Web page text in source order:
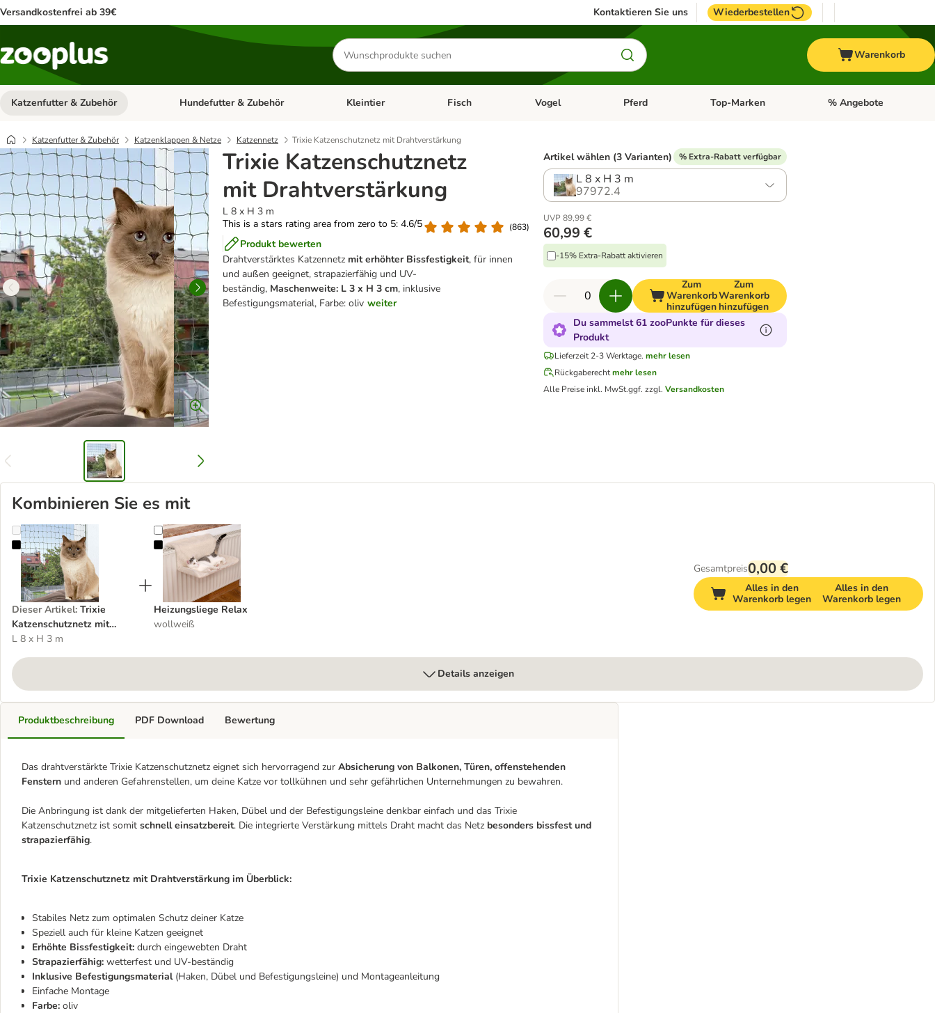
Versandkostenfrei ab 39€ Kontaktieren Sie uns Wiederbestellen
Produkte
suchen
Warenkorb
Katzenfutter & Zubehör Kategorie-Menü öffnen: Katzenfutter & Zubehör
Hundefutter & Zubehör Kategorie-Menü öffnen: Hundefutter & Zubehör
Kleintier Kategorie-Menü öffnen: Kleintier
Fisch Kategorie-Menü öffnen: Fisch
Vogel Kategorie-Menü öffnen: Vogel
Pferd Kategorie-Menü öffnen: Pferd
Top-Marken Kategorie-Menü öffnen:
% Angebote
Katzenfutter & Zubehör Katzenklappen & Netze Katzennetz Trixie Katzenschutznetz mit Drahtverstärkung
Trixie Katzenschutznetz
mit Drahtverstärkung
L 8 x H 3 m
This is a stars rating area from zero to 5: 4.6/5
(863)
Produkt bewerten
Drahtverstärktes Katzennetz mit erhöhter Bissfestigkeit, für innen
und außen geeignet, strapazierfähig und UV-
beständig, Maschenweite: L 3 x H 3 cm, inklusive
Befestigungsmaterial, Farbe: oliv weiter
Artikel wählen (3 Varianten) % Extra-Rabatt verfügbar
L 8 x H 3 m
97972.4
UVP 89,99 €
60,99 €
-15% Extra-Rabatt aktivieren
Zum
Warenkorb
hinzufügen
Zum
Warenkorb
hinzufügen
Du sammelst 61 zooPunkte für dieses
Produkt
Lieferzeit 2-3 Werktage. mehr lesen
Rückgaberecht mehr lesen
Alle Preise inkl. MwSt.ggf. zzgl. Versandkosten
Kombinieren Sie es mit
Trixie Katzenschutznetz mit Drahtverstärkung
Dieser Artikel: Trixie
Katzenschutznetz mit
Drahtverstärkung
L 8 x H 3 m
Heizungsliege Relax
Heizungsliege Relax
wollweiß
Gesamtpreis0,00 €
Alles in den
Warenkorb legen
Alles in den
Warenkorb legen
Details anzeigen
Produktbeschreibung
Das drahtverstärkte Trixie Katzenschutznetz eignet sich hervorragend zur Absicherung von Balkonen, Türen, offenstehenden
Fenstern und anderen Gefahrenstellen, um deine Katze vor tollkühnen und sehr gefährlichen Unternehmungen zu bewahren.
Die Anbringung ist dank der mitgelieferten Haken, Dübel und der Befestigungsleine denkbar einfach und das Trixie
Katzenschutznetz ist somit schnell einsatzbereit. Die integrierte Verstärkung mittels Draht macht das Netz besonders bissfest und
strapazierfähig.
Trixie Katzenschutznetz mit Drahtverstärkung im Überblick:
Stabiles Netz zum optimalen Schutz deiner Katze
Speziell auch für kleine Katzen geeignet
Erhöhte Bissfestigkeit: durch eingewebten Draht
Strapazierfähig: wetterfest und UV-beständig
Inklusive Befestigungsmaterial (Haken, Dübel und Befestigungsleine) und Montageanleitung
Einfache Montage
Farbe: oliv
PDF Download Bewertung